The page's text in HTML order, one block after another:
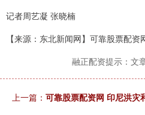
记者周艺凝 张晓楠
【来源：东北新闻网】可靠股票配资
融正配资提示：文
上一篇： 可靠股票配资网 印尼洪灾